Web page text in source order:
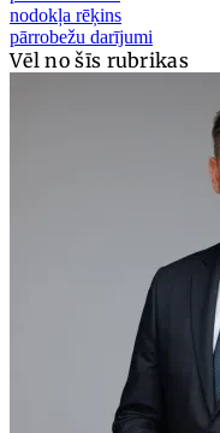
nodokļa rēķins
pārrobežu darījumi
Vēl no šīs rubrikas